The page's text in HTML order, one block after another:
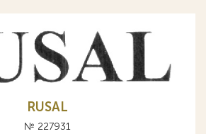
RUSAL
№ 227931